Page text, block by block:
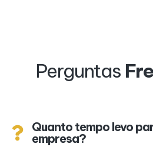
Perguntas
Quanto tempo levo
empresa?